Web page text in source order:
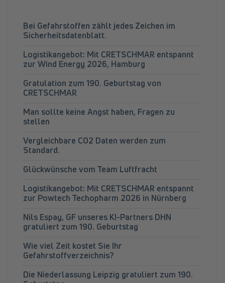
Bei Gefahrstoffen zählt jedes Zeichen im
Sicherheitsdatenblatt.
Logistikangebot: Mit CRETSCHMAR entspannt
zur Wind Energy 2026, Hamburg
Gratulation zum 190. Geburtstag von
CRETSCHMAR
Man sollte keine Angst haben, Fragen zu
stellen
Vergleichbare CO2 Daten werden zum
Standard.
Glückwünsche vom Team Luftfracht
Logistikangebot: Mit CRETSCHMAR entspannt
zur Powtech Techopharm 2026 in Nürnberg
Nils Espay, GF unseres KI-Partners DHN
gratuliert zum 190. Geburtstag
Wie viel Zeit kostet Sie Ihr
Gefahrstoffverzeichnis?
Die Niederlassung Leipzig gratuliert zum 190.